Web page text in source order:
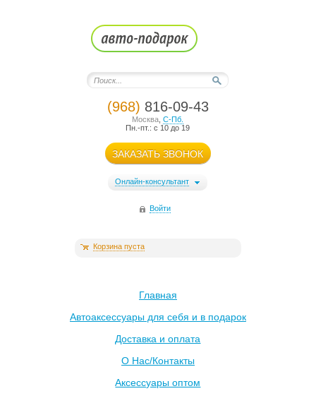
(968) 816-09-43
Москва ,С-Пб.
Пн.-пт.: с 10 до 19
ЗАКАЗАТЬ ЗВОНОК
Онлайн-консультант
Войти
Корзина пуста
Главная
Автоаксессуары для себя и в подарок
Доставка и оплата
О Нас/Контакты
Аксессуары оптом